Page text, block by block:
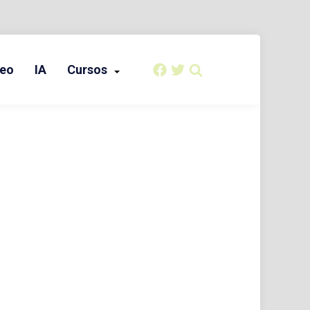
IA Cursos